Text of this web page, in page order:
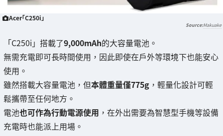
Acer「C250i」
Makuake
「C250i」搭載了9,000mAh的大容量電池。
無需充電即可長時間使用，因此即使在戶外等環境下也能安心
使用。
雖然搭載大容量電池，但本體重量僅775g ，輕量化設計可輕
鬆攜帶至任何地方。
電池也可作為行動電源使用 ，在外出需要為智慧型手機等設備
充電時也能派上用場。